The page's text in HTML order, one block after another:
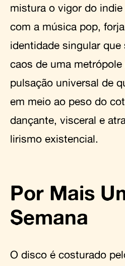
mistura o vigor do
com a música pop,
identidade singular
caos de uma
pulsação universal de
em meio ao peso do
dançante, visceral e
lirismo existencial.
Por Mais
Semana
O disco é costurado